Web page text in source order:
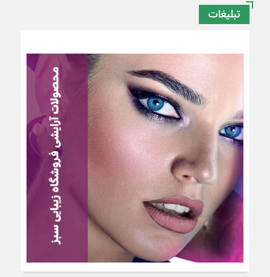
تبلیغات